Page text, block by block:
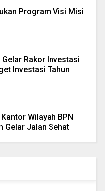
Program Visi Misi
Rakor Investasi
Investasi Tahun
Wilayah BPN
Gelar Jalan Sehat